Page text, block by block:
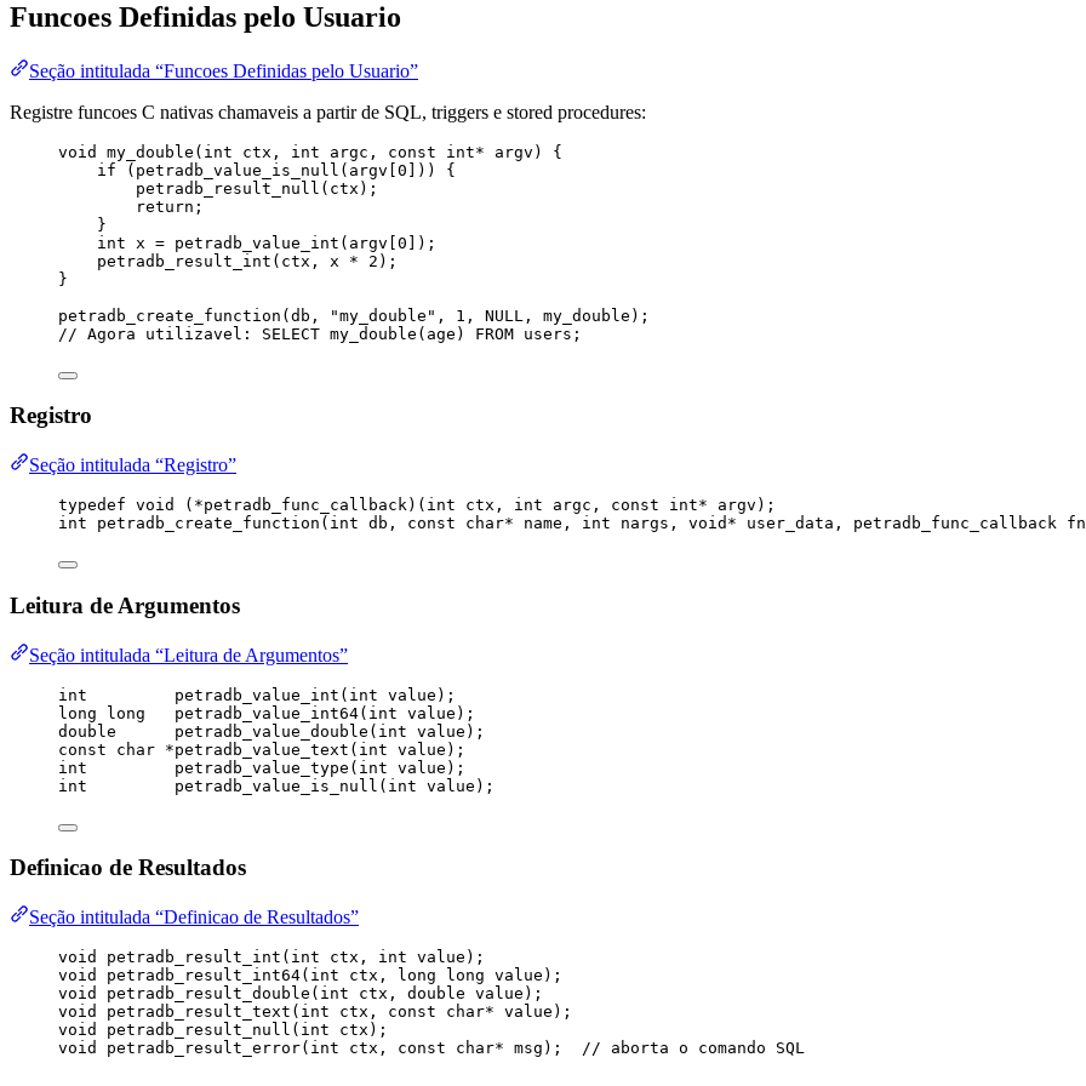
Funcoes Definidas pelo Usuario
Seção intitulada “Funcoes Definidas pelo Usuario”
Registre funcoes C nativas chamaveis a partir de SQL, triggers e stored procedures:
void my_double ( int ctx , int argc , const int* argv ) {
if ( petradb_value_is_null( argv [0 ]) ) {
petradb_result_null(ctx) ;
return ;
}
int x = petradb_value_int( argv [0 ]) ;
petradb_result_int(ctx, x * 2 ) ;
}
petradb_create_function (db, "my_double " , 1 , NULL , my_double);
// Agora utilizavel: SELECT my_double(age) FROM users;
Registro
Seção intitulada “Registro”
typedef void ( *petradb_func_callback)( int ctx, int argc, const int* argv);
int
petradb_create_function ( int db , const char* name , int nargs , void * user_data , petradb_func_callback fn
Leitura de Argumentos
Seção intitulada “Leitura de Argumentos”
int petradb_value_int ( int value );
long
long petradb_value_int64( int value );
double
petradb_value_double ( int value );
const
char *petradb_value_text ( int value );
int
petradb_value_type ( int value );
int
petradb_value_is_null ( int value );
Definicao de Resultados
Seção intitulada “Definicao de Resultados”
void petradb_result_int ( int ctx , int value );
void
petradb_result_int64( int ctx , long long value );
void
petradb_result_double ( int ctx , double value );
void
petradb_result_text ( int ctx , const char* value );
void
petradb_result_null ( int ctx );
void
petradb_result_error( int ctx , const char* msg );
  // aborta o comando SQL